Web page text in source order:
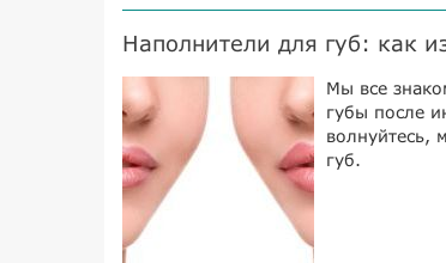
Наполнители для губ: как
Мы все
губы после
волнуйтесь,
губ.